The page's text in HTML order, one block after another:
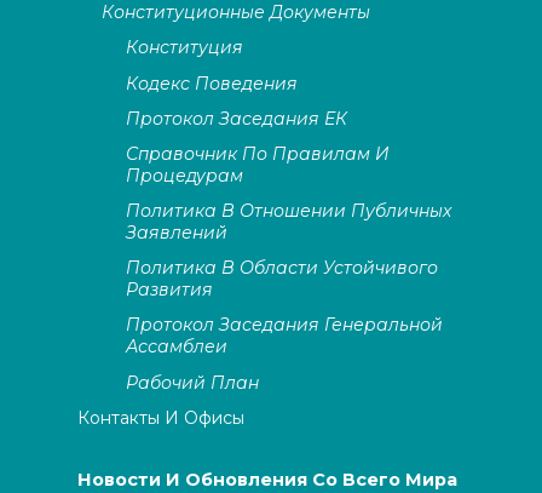
Конституционные Документы
Конституция
Кодекс Поведения
Протокол Заседания ЕК
Справочник По Правилам И
Процедурам
Политика В Отношении Публичных
Заявлений
Политика В Области Устойчивого
Развития
Протокол Заседания Генеральной
Ассамблеи
Рабочий План
Контакты И Офисы
Новости И Обновления Со Всего Мира